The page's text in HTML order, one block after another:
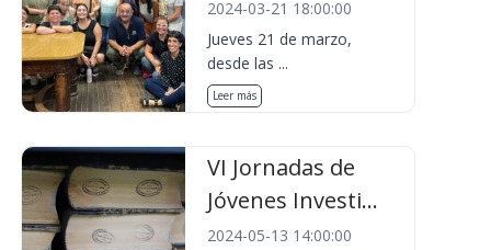
2024-03-21 18:00:00
Jueves 21 de marzo,
desde las ...
Leer más
VI Jornadas de
Jóvenes Investi...
2024-05-13 14:00:00